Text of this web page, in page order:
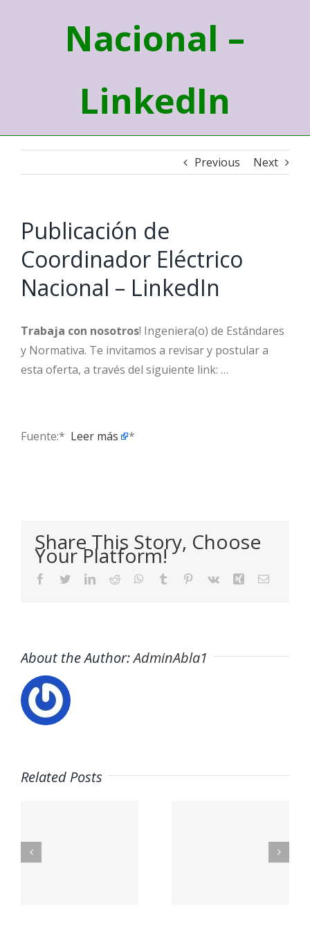
Nacional –
LinkedIn
Previous Next
Publicación de
Coordinador Eléctrico
Nacional – LinkedIn
Trabaja con nosotros! Ingeniera(o) de Estándares
y Normativa. Te invitamos a revisar y postular a
esta oferta, a través del siguiente link: …
Fuente:* ​ Leer más *
Share This Story, Choose
Your Platform!
Facebook
TwitterLinkedIn
Reddit WhatsApp
Tumblr Pinterest
Vk Xing Email
About the Author:AdminAbla1
Related PostsTrabaja
¿Buscas
hostelería